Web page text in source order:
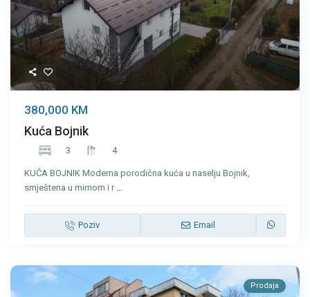
380,000 KM
Kuća Bojnik
3 4
KUĆA BOJNIK Moderna porodična kuća u naselju Bojnik,
smještena u mirnom i r ...
Poziv Email
Prodaja